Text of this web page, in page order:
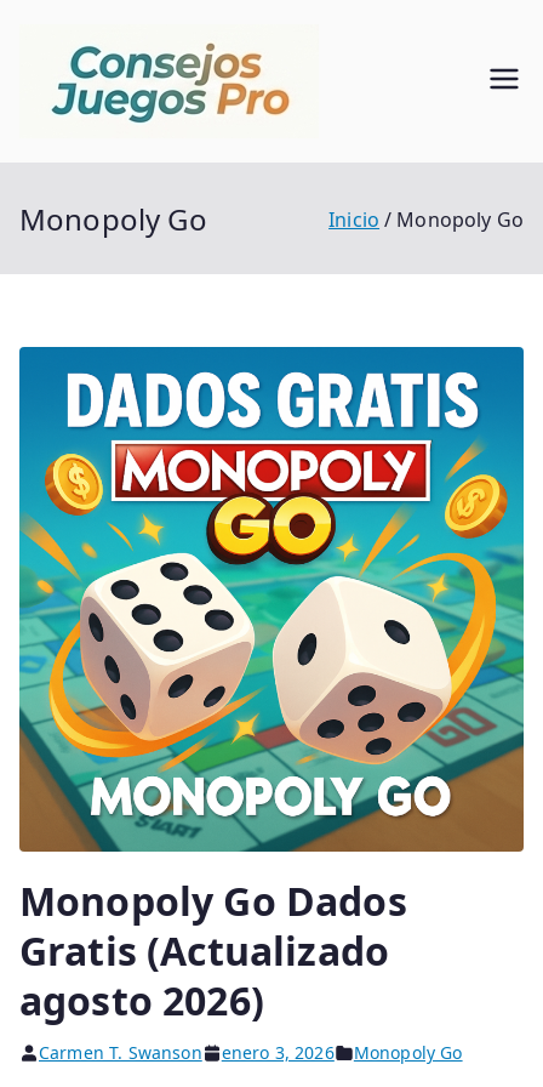
contenido
Consejo
Pro
Alma De Mundo Del
Monopoly Go Inicio Monopoly Go
Monopoly Go Dados
Gratis (Actualizado
agosto 2026)
Carmen T. Swanson enero 3, 2026 Monopoly Go